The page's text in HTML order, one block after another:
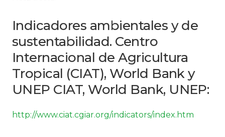
Indicadores ambientales y de
sustentabilidad. Centro
Internacional de Agricultura
Tropical (CIAT), World Bank y
UNEP CIAT, World Bank, UNEP:
http://www.ciat.cgiar.org/indicators/index.htm